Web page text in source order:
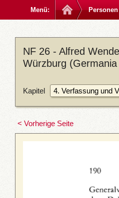
Menü: Personen
NF 26 - Alfred
Würzburg
Kapitel
< Vorherige Seite